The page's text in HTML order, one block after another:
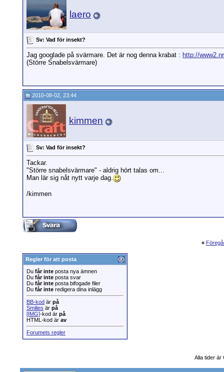
laero
Sv: Vad för insekt?
Jag googlade på svärmare. Det är nog denna krabat : http://
(Större Snabelsvärmare)
2010-08-02, 23:44
kimmen
Sv: Vad för insekt?
Tackar.
"Större snabelsvärmare" - aldrig hört talas om...
Man lär sig nåt nytt varje dag.
/kimmen
«
Regler för att posta
Du får inte posta nya ämnen
Du får inte posta svar
Du får inte posta bifogade filer
Du får inte redigera dina inlägg
BB-kod är på
Smilies är på
[IMG]-kod är på
HTML-kod är av
Forumets regler
Alla tider är